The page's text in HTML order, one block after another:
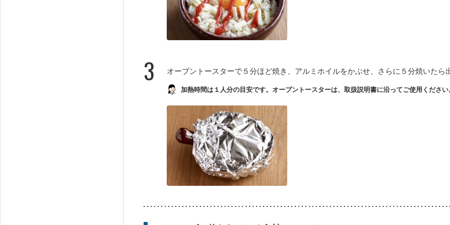
3 オーブントースターで５分ほど焼き、アルミホイルをかぶせ、さらに５分焼いたら
加熱時間は１人分の目安です。オーブントースターは、取扱説明書に沿ってご使用ください